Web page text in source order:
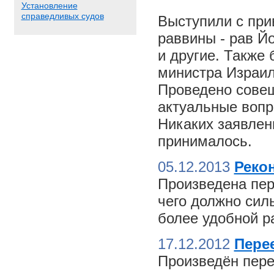
Установление
справедливых судов
Выступили с
раввины - рав
и другие. Также
министра
Проведено
актуальные
Никаких
принималось.
05.12.2013
Произведена
чего должно
более удобной
17.12.2012
Произведён